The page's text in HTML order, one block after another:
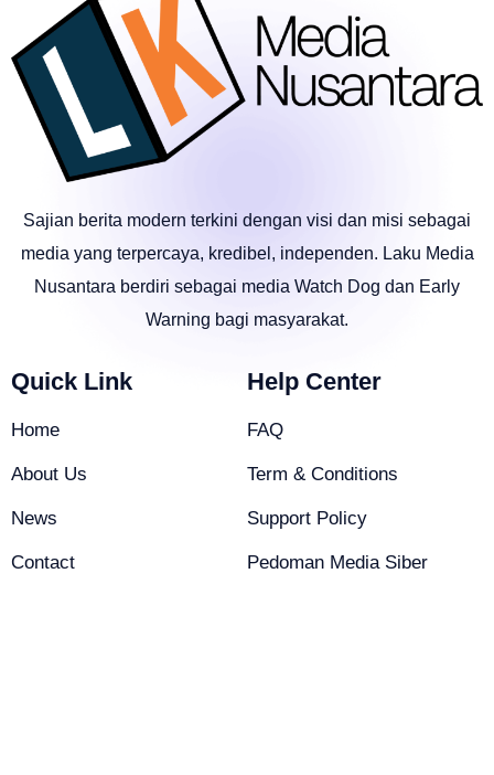
Sajian berita modern terkini dengan visi dan misi sebagai
media yang terpercaya, kredibel, independen. Laku Media
Nusantara berdiri sebagai media Watch Dog dan Early
Warning bagi masyarakat.
Quick Link
Home
About Us
News
Contact
Help Center
FAQ
Term & Conditions
Support Policy
Pedoman Media Siber